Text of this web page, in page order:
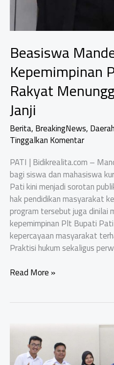
Beasiswa
Kepemimpinan
Rakyat
Janji
Berita,BreakingNews,Daerah
Tinggalkan Komentar
PATI | Bidikrealita.com –
bagi siswa dan mahasiswa
Pati kini menjadi sorotan
hak pendidikan masyarakat
program tersebut juga dinilai
kepemimpinan Plt Bupati
kepercayaan masyarakat
Praktisi hukum sekaligus
Beasiswa
Bupati
Rakyat
Read More »